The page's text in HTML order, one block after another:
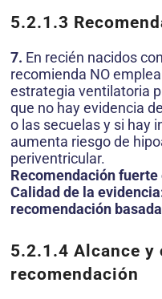
5.2.1.3
7. En recién nacidos
recomienda NO
estrategia ventilatoria
que no hay evidencia
o las secuelas y si hay
aumenta riesgo de
periventricular.
Recomendación
Calidad de la
recomendación
5.2.1.4 Alcance y
recomendación